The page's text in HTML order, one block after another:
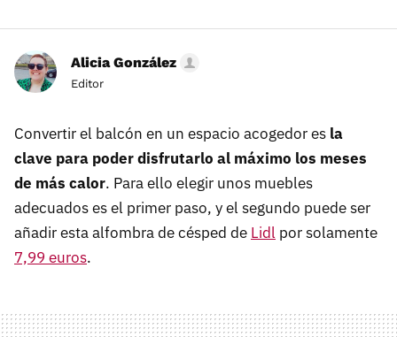
Alicia González
Editor
Convertir el balcón en un espacio acogedor es la
clave para poder disfrutarlo al máximo los meses
de más calor. Para ello elegir unos muebles
adecuados es el primer paso, y el segundo puede ser
añadir esta alfombra de césped de Lidl por solamente
7,99 euros.